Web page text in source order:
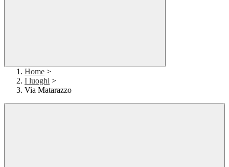
Home >
I luoghi >
Via Matarazzo